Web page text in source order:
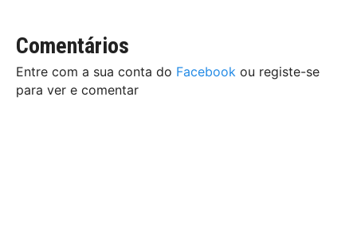
Comentários
Entre com a sua conta do Facebook ou registe-se
para ver e comentar